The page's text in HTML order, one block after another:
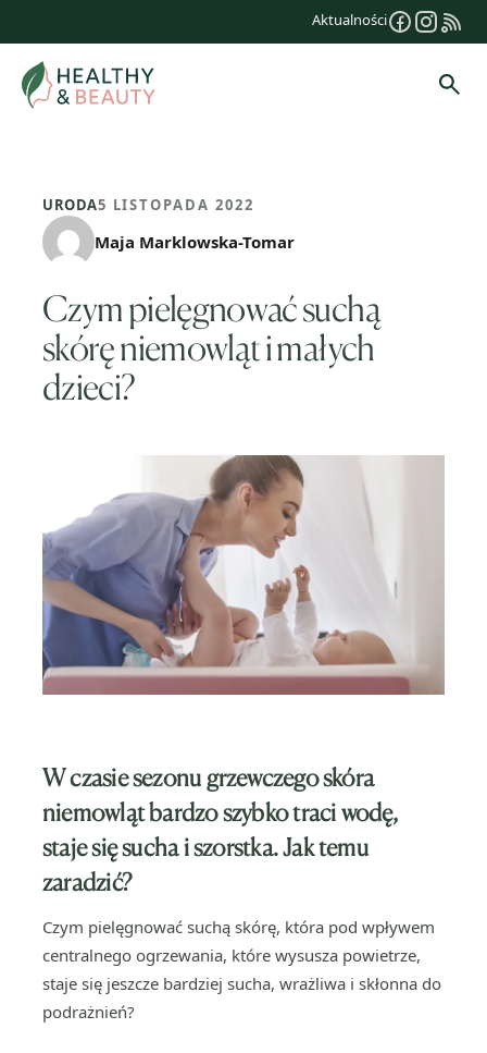
treści
Aktualności
URODA5 LISTOPADA 2022
Maja Marklowska-Tomar
Czym pielęgnować suchą
skórę niemowląt i małych
dzieci?
W czasie sezonu grzewczego skóra
niemowlątbardzo szybko traci wodę,
staje się sucha i szorstka. Jak temu
zaradzić?
Czym pielęgnować suchą skórę, która pod wpływem
centralnego ogrzewania, które wysusza powietrze,
staje się jeszcze bardziej sucha, wrażliwa i skłonna do
podrażnień?